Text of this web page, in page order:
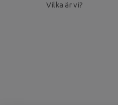
Vilka är vi?